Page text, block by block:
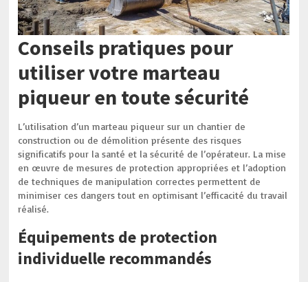
Conseils pratiques pour
utiliser votre marteau
piqueur en toute sécurité
L’utilisation d’un marteau piqueur sur un chantier de
construction ou de démolition présente des risques
significatifs pour la santé et la sécurité de l’opérateur. La mise
en œuvre de mesures de protection appropriées et l’adoption
de techniques de manipulation correctes permettent de
minimiser ces dangers tout en optimisant l’efficacité du travail
réalisé.
Équipements de protection
individuelle recommandés